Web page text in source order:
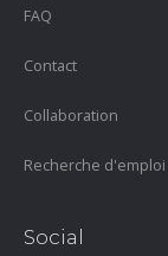
FAQ
Contact
Collaboration
Recherche d'emploi
Social